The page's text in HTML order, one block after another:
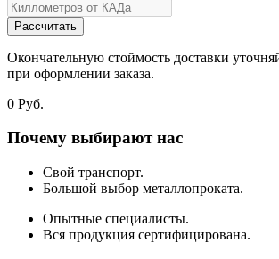
Рассчитать
Окончательную стоймость доставки
при оформлении заказа.
0 Руб.
Почему выбирают нас
Свой транспорт.
Большой выбор металлопроката.
Опытные специалисты.
Вся продукция сертифицирована.